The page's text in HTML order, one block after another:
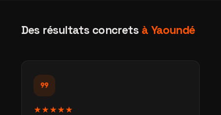
Des résultats concrets à Yaoundé
format_quote
★★★★★